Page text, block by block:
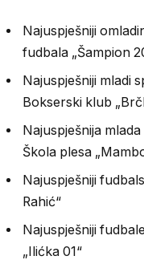
Najuspješniji
fudbala „Šampion
Najuspješniji mladi
Bokserski klub
Najuspješnija
Škola plesa
Najuspješniji
Rahić“
Najuspješniji
„Ilićka 01“